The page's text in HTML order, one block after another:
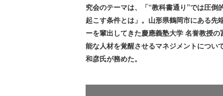
究会のテーマは、「“教科書通り”では圧
起こす条件とは」。山形県鶴岡市にある
ーを輩出してきた慶應義塾大学 名誉教授
能な人材を覚醒させるマネジメントにつ
和彦氏が務めた。